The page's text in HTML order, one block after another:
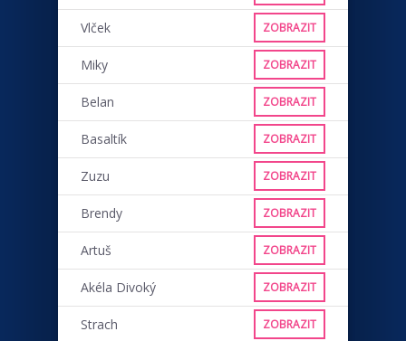
Vlček ZOBRAZIT
Miky ZOBRAZIT
Belan ZOBRAZIT
Basaltík ZOBRAZIT
Zuzu ZOBRAZIT
Brendy ZOBRAZIT
Artuš ZOBRAZIT
Akéla Divoký ZOBRAZIT
Strach ZOBRAZIT